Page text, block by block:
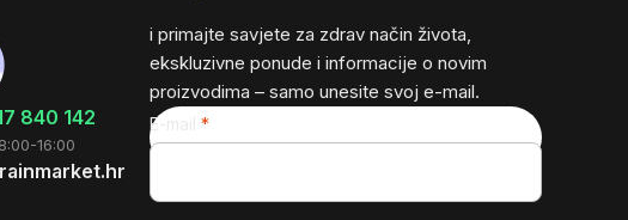
840 142
16:00
i primajte savjete za zdrav način života,
ekskluzivne ponude i informacije o novim
proizvodima – samo unesite svoj e-mail.
E-mail